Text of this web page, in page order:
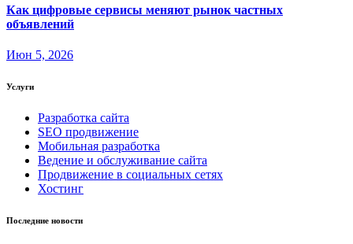
Как цифровые сервисы меняют рынок частных
объявлений
Июн 5, 2026
Услуги
Разработка сайта
SEO продвижение
Мобильная разработка
Ведение и обслуживание сайта
Продвижение в социальных сетях
Хостинг
Последние новости